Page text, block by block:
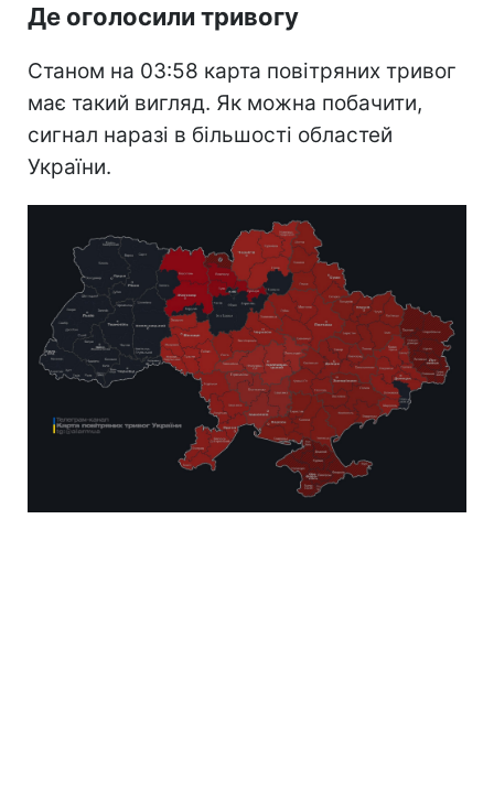
Де оголосили тривогу
Станом на 03:58 карта повітряних тривог
має такий вигляд. Як можна побачити,
сигнал наразі в більшості областей
України.